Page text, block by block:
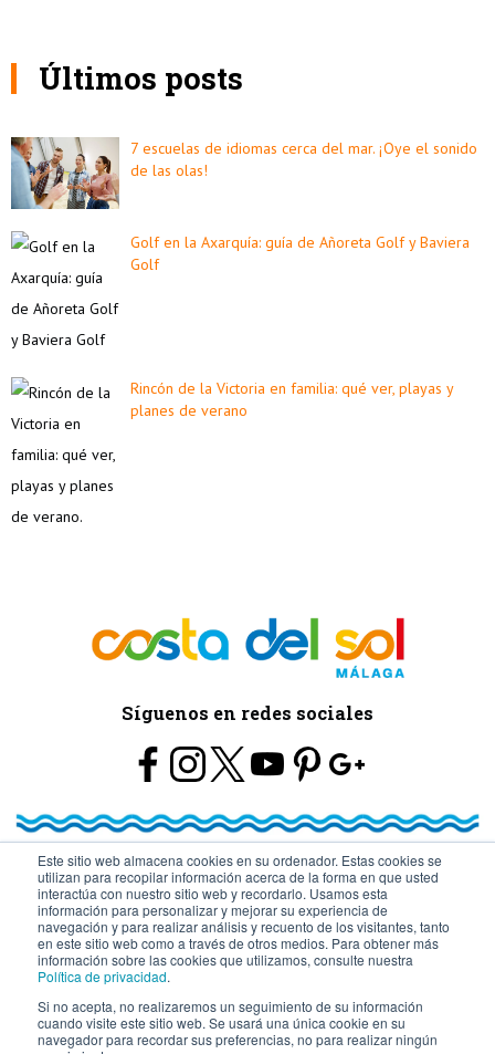
Este sitio web almacena cookies en su ordenador. Estas cookies se
utilizan para recopilar información acerca de la forma en que usted
interactúa con nuestro sitio web y recordarlo. Usamos esta
información para personalizar y mejorar su experiencia de
navegación y para realizar análisis y recuento de los visitantes, tanto
en este sitio web como a través de otros medios. Para obtener más
información sobre las cookies que utilizamos, consulte nuestra
Política de privacidad.
Si no acepta, no realizaremos un seguimiento de su información
cuando visite este sitio web. Se usará una única cookie en su
navegador para recordar sus preferencias, no para realizar ningún
Últimos posts
7 escuelas de idiomas cerca del mar. ¡Oye el sonido
de las olas!
Golf en la Axarquía: guía de Añoreta Golf y Baviera
Golf
Rincón de la Victoria en familia: qué ver, playas y
planes de verano
Síguenos en redes sociales
© Turismo y Planificación Costa del Sol S.L.U. Todos los Derechos
Reservados